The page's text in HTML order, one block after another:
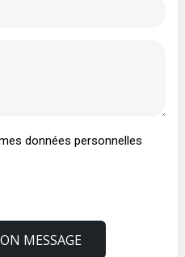
données personnelles
MESSAGE